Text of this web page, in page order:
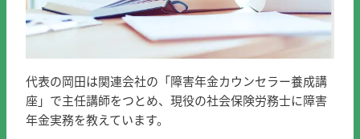
代表の岡田は関連会社の「障害年金カウンセラー養成講
座」で主任講師をつとめ、現役の社会保険労務士に障害
年金実務を教えています。